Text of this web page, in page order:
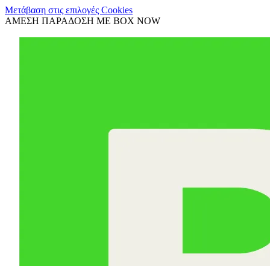
Μετάβαση στις επιλογές Cookies
ΑΜΕΣΗ ΠΑΡΑΔΟΣΗ ΜΕ BOX NOW